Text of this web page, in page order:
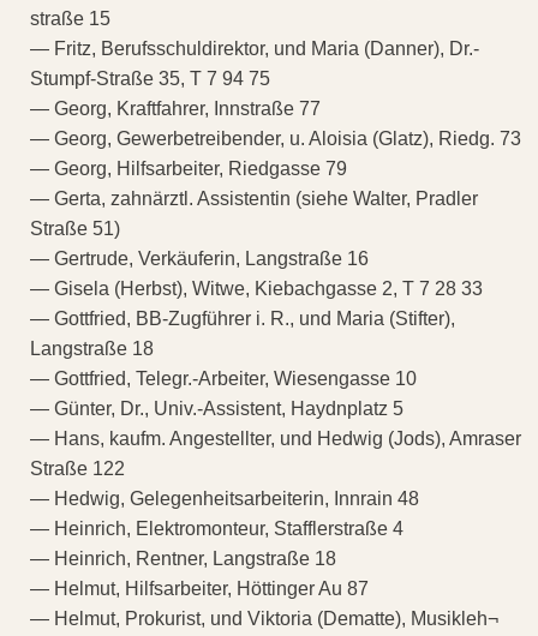
straße 15
— Fritz, Berufsschuldirektor, und Maria (Danner), Dr.-
Stumpf-Straße 35, T 7 94 75
— Georg, Kraftfahrer, Innstraße 77
— Georg, Gewerbetreibender, u. Aloisia (Glatz), Riedg. 73
— Georg, Hilfsarbeiter, Riedgasse 79
— Gerta, zahnärztl. Assistentin (siehe Walter, Pradler
Straße 51)
— Gertrude, Verkäuferin, Langstraße 16
— Gisela (Herbst), Witwe, Kiebachgasse 2, T 7 28 33
— Gottfried, BB-Zugführer i. R., und Maria (Stifter),
Langstraße 18
— Gottfried, Telegr.-Arbeiter, Wiesengasse 10
— Günter, Dr., Univ.-Assistent, Haydnplatz 5
— Hans, kaufm. Angestellter, und Hedwig (Jods), Amraser
Straße 122
— Hedwig, Gelegenheitsarbeiterin, Innrain 48
— Heinrich, Elektromonteur, Stafflerstraße 4
— Heinrich, Rentner, Langstraße 18
— Helmut, Hilfsarbeiter, Höttinger Au 87
— Helmut, Prokurist, und Viktoria (Dematte), Musikleh¬